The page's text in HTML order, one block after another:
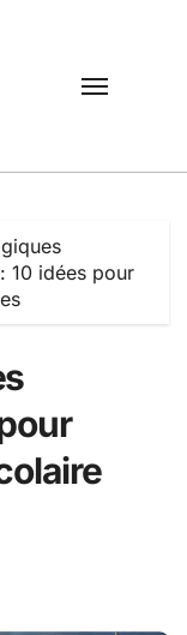
10 idées pour